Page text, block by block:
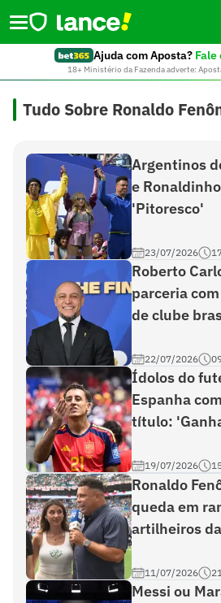
Ajuda com Aposta? Fale
18+ Ministério da Fazenda adverte:
Tudo Sobre Ronaldo
Argentinos
e
'Pitoresco'
23/07/2026
Roberto
parceria
de clube
22/07/2026
Ídolos do
Espanha
título:
19/07/2026
Ronaldo
queda em
artilheiros
11/07/2026
Messi ou